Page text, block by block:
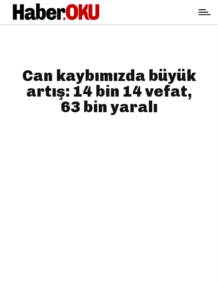
Can kaybımızda büyük
artış: 14 bin 14 vefat,
63 bin yaralı